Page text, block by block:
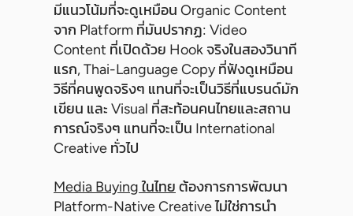
มีแนวโน้มที่จะดูเหมือน Organic Content
จาก Platform ที่มันปรากฏ: Video
Content ที่เปิดด้วย Hook จริงในสองวินาที
แรก, Thai-Language Copy ที่ฟังดูเหมือน
วิธีที่คนพูดจริงๆ แทนที่จะเป็นวิธีที่แบรนด์มัก
เขียน และ Visual ที่สะท้อนคนไทยและสถาน
การณ์จริงๆ แทนที่จะเป็น International
Creative ทั่วไป
Media Buying ในไทย ต้องการการพัฒนา
Platform-Native Creative ไม่ใช่การนำ